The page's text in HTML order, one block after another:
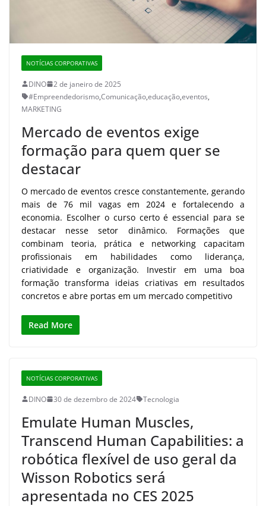
NOTÍCIAS CORPORATIVAS
DINO
2 de janeiro de 2025
#Empreendedorismo,Comunicação,educação,eventos,
MARKETING
Mercado de eventos exige
formação para quem quer se
destacar
O mercado de eventos cresce constantemente, gerando
mais de 76 mil vagas em 2024 e fortalecendo a
economia. Escolher o curso certo é essencial para se
destacar nesse setor dinâmico. Formações que
combinam teoria, prática e networking capacitam
profissionais em habilidades como liderança,
criatividade e organização. Investir em uma boa
formação transforma ideias criativas em resultados
concretos e abre portas em um mercado competitivo
Read More
NOTÍCIAS CORPORATIVAS
DINO 30 de dezembro de 2024 Tecnologia
Emulate Human Muscles,
Transcend Human Capabilities: a
robótica flexível de uso geral da
Wisson Robotics será
apresentada no CES 2025